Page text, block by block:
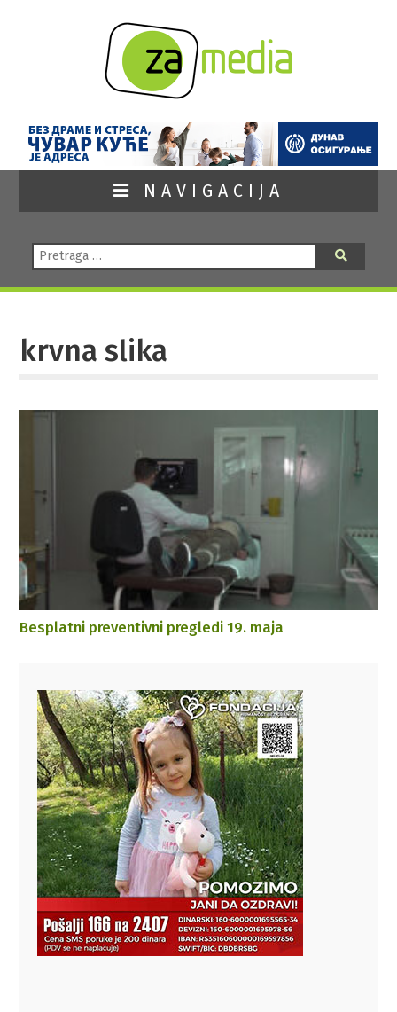
NAVIGACIJA
Pretraga:
krvna slika
Besplatni preventivni pregledi 19. maja